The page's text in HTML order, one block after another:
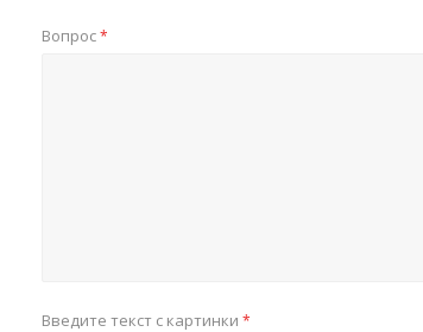
Вопрос*
Введите текст с картинки *